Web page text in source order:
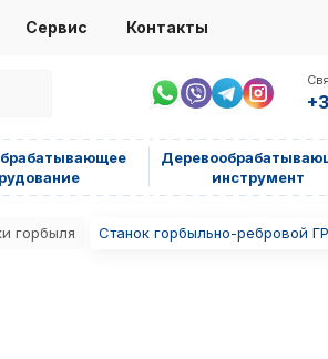
Сервис Контакты
инструмент
горбыля Станок горбыльно-ребровой